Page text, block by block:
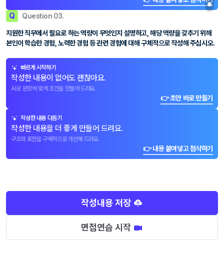
Q Question 03.
지원한 직무에서 필요로 하는 역량이 무엇인지 설명하고, 해당 역량을 갖추기 위해
본인이 학습한 경험, 노력한 경험 등 관련 경험에 대해 구체적으로 작성해 주십시오.
빠르게 시작하기
작성한 내용이 없어도 괜찮아요.
AI로 문항에 맞게 초안을 만들어 드려요.
👉 초안 바로 만들기
작성한 내용 다듬기
작성한 내용을 더 좋게 만들어 드려요.
구조와 표현을 구체적으로 개선해 드려요.
👉 내용 붙여넣고 첨삭하기
작성내용 저장
면접연습 시작